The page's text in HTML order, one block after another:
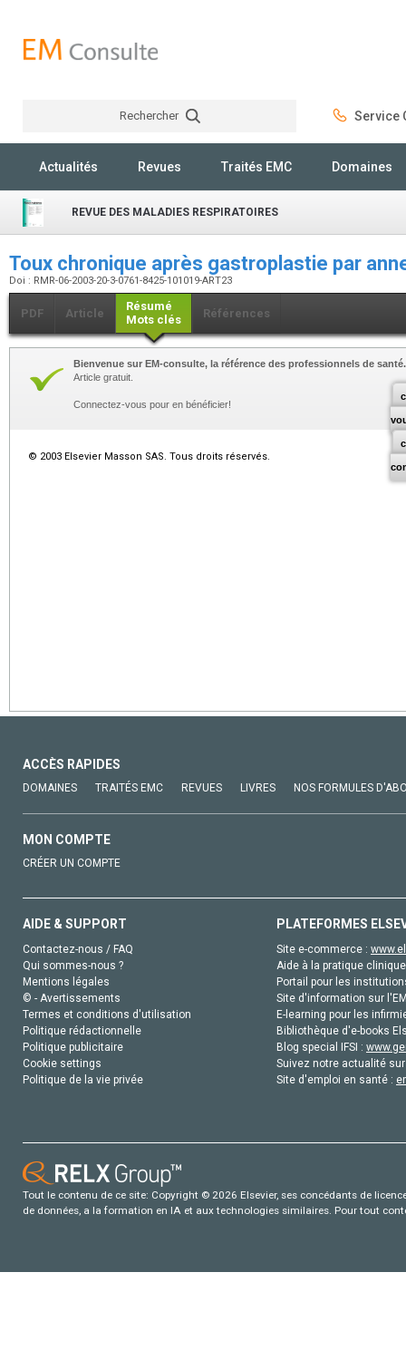
Rechercher Service
Actualités Revues Traités EMC Domaines
REVUE DES MALADIES RESPIRATOIRES
Toux chronique après gastroplastie par
Doi : RMR-06-2003-20-3-0761-8425-101019-ART23
PDF Article
Résumé
Mots clés
Références
Bienvenue sur EM-consulte, la référence des professionnels de santé.
Article gratuit.
Connectez-vous pour en bénéficier!
© 2003 Elsevier Masson SAS. Tous droits réservés.
ACCÈS RAPIDES
DOMAINES TRAITÉS EMC REVUES LIVRES NOS FORMULES
MON COMPTE
CRÉER UN COMPTE
AIDE & SUPPORT
Contactez-nous / FAQ
Qui sommes-nous ?
Mentions légales
© - Avertissements
Termes et conditions d'utilisation
Politique rédactionnelle
Politique publicitaire
Cookie settings
Politique de la vie privée
PLATEFORMES
Site e-commerce :
Aide à la pratique
Portail pour les
Site d'information sur
E-learning pour les
Bibliothèque d'e-books
Blog special IFSI :
Suivez notre actualité
Site d'emploi en santé :
Tout le contenu de ce site: Copyright © 2026 Elsevier, ses concédants de
de données, a la formation en IA et aux technologies similaires. Pour tout